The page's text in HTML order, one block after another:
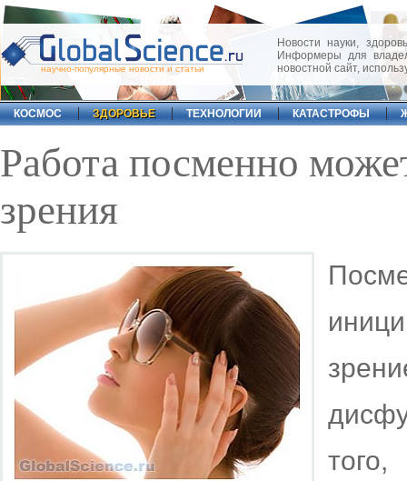
научно-популярные новости и статьи
Новости науки,
Информеры для
новостной сайт,
КОСМОС ЗДОРОВЬЕ ТЕХНОЛОГИИ КАТАСТРОФЫ
Работа посменно
зрения